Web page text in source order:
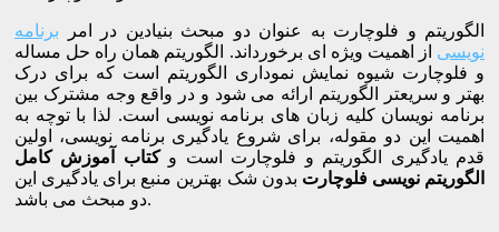
الگوریتم و فلوچارت به عنوان دو مبحث بنیادین در امر برنامه
نویسی از اهمیت ویژه ای برخورداند. الگوریتم همان راه حل مساله
و فلوچارت شیوه نمایش نموداری الگوریتم است که برای درک
بهتر و سریعتر الگوریتم ارائه می شود و در واقع وجه مشترک بین
برنامه نویسان کلیه زبان های برنامه نویسی است. لذا با توچه به
اهمیت این دو مقوله، برای شروع یادگیری برنامه نویسی، اولین
قدم یادگیری الگوریتم و فلوچارت است وکتاب آموزش کامل
الگوریتم نویسی فلوچارت بدون شک بهترین منبع برای یادگیری این
دو مبحث می باشد.